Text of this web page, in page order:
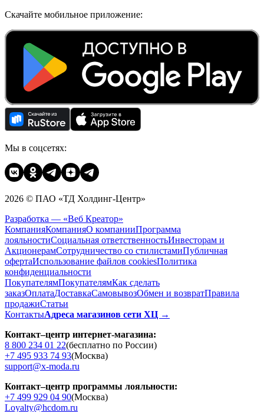
Скачайте мобильное приложение:
Мы в соцсетях:
2026 © ПАО «ТД Холдинг-Центр»
Разработка — «Веб Креатор»
КомпанияКомпанияО компанииПрограмма
лояльностиСоциальная ответственностьИнвесторам и
АкционерамСотрудничество со стилистамиПубличная
офертаИспользование файлов cookiesПолитика
конфиденциальности
ПокупателямПокупателямКак сделать
заказОплатаДоставкаCамовывозОбмен и возвратПравила
продажиСтатьи
КонтактыАдреса магазинов сети ХЦ →
Контакт–центр интернет-магазина:
8 800 234 01 22(бесплатно по России)
+7 495 933 74 93(Москва)
support@x-moda.ru
Контакт–центр программы лояльности:
+7 499 929 04 90(Москва)
Loyalty@hcdom.ru